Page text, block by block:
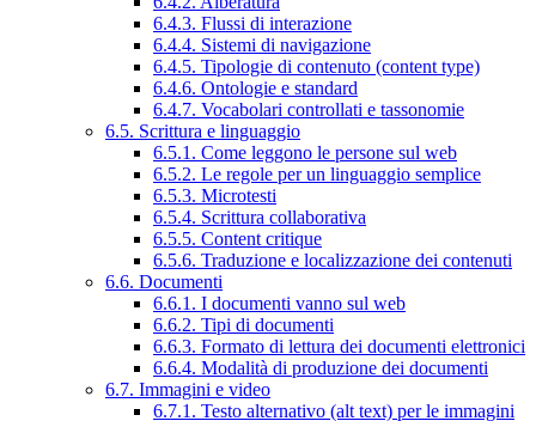
6.4.3. Flussi di interazione
6.4.4. Sistemi di navigazione
6.4.5. Tipologie di contenuto (content type)
6.4.6. Ontologie e standard
6.4.7. Vocabolari controllati e tassonomie
6.5. Scrittura e linguaggio
6.5.1. Come leggono le persone sul web
6.5.2. Le regole per un linguaggio semplice
6.5.3. Microtesti
6.5.4. Scrittura collaborativa
6.5.5. Content critique
6.5.6. Traduzione e localizzazione dei contenuti
6.6. Documenti
6.6.1. I documenti vanno sul web
6.6.2. Tipi di documenti
6.6.3. Formato di lettura dei documenti elettronici
6.6.4. Modalità di produzione dei documenti
6.7. Immagini e video
6.7.1. Testo alternativo (alt text) per le immagini